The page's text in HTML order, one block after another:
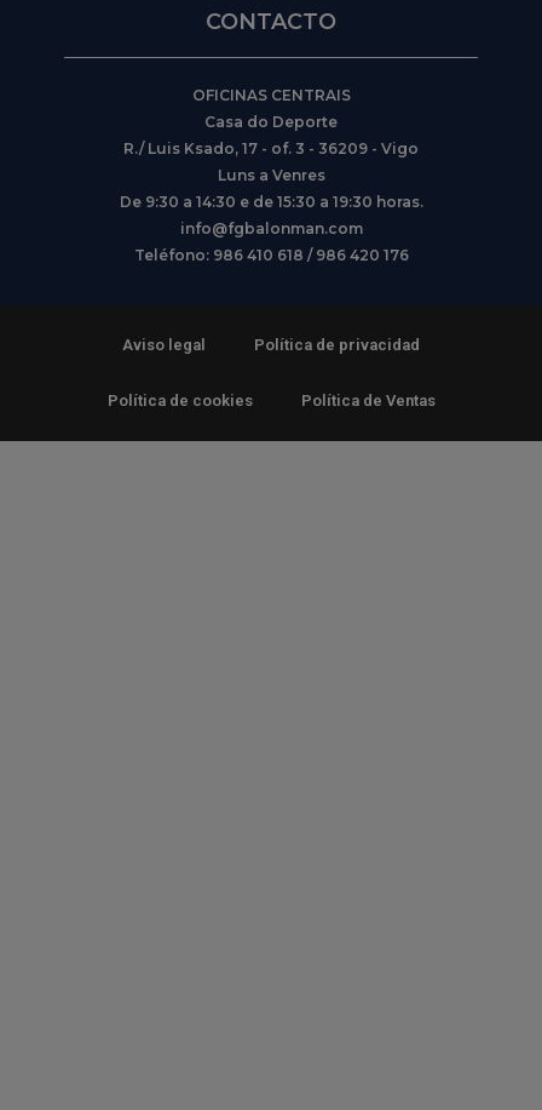
CONTACTO
OFICINAS CENTRAIS
Casa do Deporte
R./ Luis Ksado, 17 - of. 3 - 36209 - Vigo
Luns a Venres
De 9:30 a 14:30 e de 15:30 a 19:30 horas.
info@fgbalonman.com
Teléfono: 986 410 618 / 986 420 176
Aviso legal Política de privacidad
Política de cookies Política de Ventas